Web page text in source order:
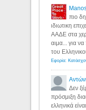
πιο
ιδιωτικη
ΑΑΔΕ στα
αιμα... για
του
Δεν
πρόσμιξη
ελληνικά